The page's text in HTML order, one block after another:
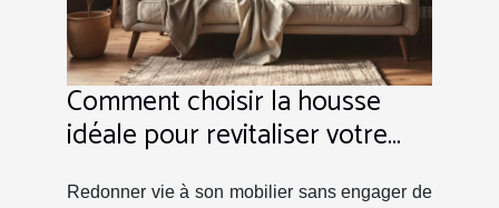
Comment choisir la housse
idéale pour revitaliser votre
Redonner vie à son mobilier sans engager de